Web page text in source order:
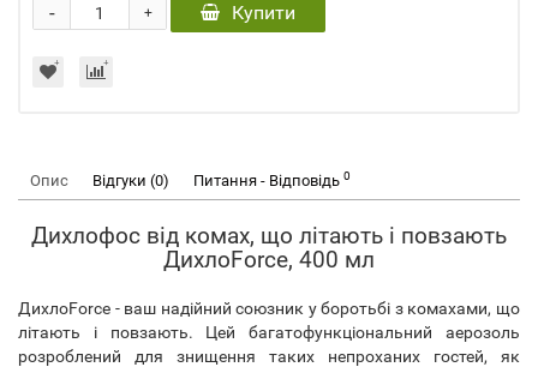
+
- Купити
Опис Відгуки (0) Питання - Відповідь 0
Дихлофос від комах, що літають і повзають
ДихлоForce, 400 мл
ДихлоForce - ваш надійний союзник у боротьбі з комахами, що
літають і повзають. Цей багатофункціональний аерозоль
розроблений для знищення таких непроханих гостей, як